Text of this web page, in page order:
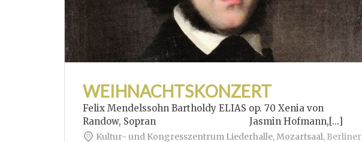
WEIHNACHTSKONZERT
Felix Mendelssohn Bartholdy ELIAS op. 70 Xenia von
Randow, Sopran Jasmin Hofmann,[...]
Kultur- und Kongresszentrum Liederhalle, Mozartsaal, Berliner